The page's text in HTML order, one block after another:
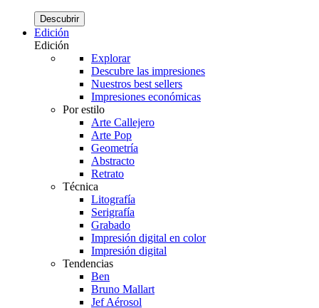
Descubrir
Edición
Edición
Explorar
Descubre las impresiones
Nuestros best sellers
Impresiones económicas
Por estilo
Arte Callejero
Arte Pop
Geometría
Abstracto
Retrato
Técnica
Litografía
Serigrafía
Grabado
Impresión digital en color
Impresión digital
Tendencias
Ben
Bruno Mallart
Jef Aérosol